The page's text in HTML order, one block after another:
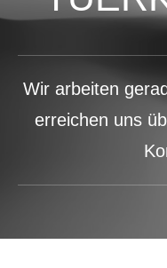
Wir arbeiten
erreichen uns